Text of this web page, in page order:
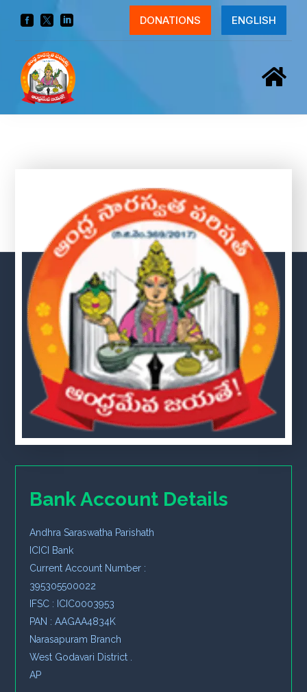
   DONATIONS ENGLISH

Bank Account Details
Andhra Saraswatha Parishath
ICICI Bank
Current Account Number :
395305500022
IFSC : ICIC0003953
PAN : AAGAA4834K
Narasapuram Branch
West Godavari District .
AP